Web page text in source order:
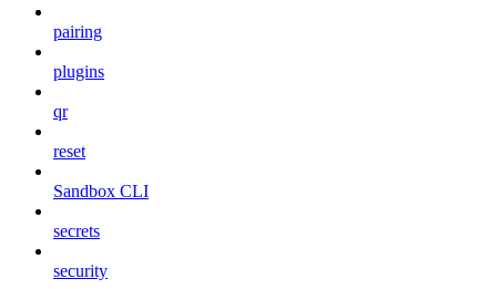
pairing
plugins
qr
reset
Sandbox CLI
secrets
security